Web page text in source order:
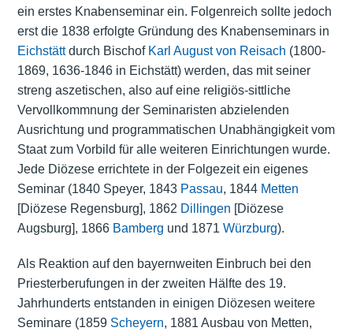
ein erstes Knabenseminar ein. Folgenreich sollte jedoch
erst die 1838 erfolgte Gründung des Knabenseminars in
Eichstättdurch Bischof Karl August von Reisach (1800-
1869, 1636-1846 in Eichstätt) werden, das mit seiner
streng aszetischen, also auf eine religiös-sittliche
Vervollkommnung der Seminaristen abzielenden
Ausrichtung und programmatischen Unabhängigkeit vom
Staat zum Vorbild für alle weiteren Einrichtungen wurde.
Jede Diözese errichtete in der Folgezeit ein eigenes
Seminar (1840 Speyer, 1843 Passau, 1844 Metten
[Diözese Regensburg], 1862 Dillingen [Diözese
Augsburg], 1866 Bamberg und 1871 Würzburg).
Als Reaktion auf den bayernweiten Einbruch bei den
Priesterberufungen in der zweiten Hälfte des 19.
Jahrhunderts entstanden in einigen Diözesen weitere
Seminare (1859 Scheyern, 1881 Ausbau von Metten,